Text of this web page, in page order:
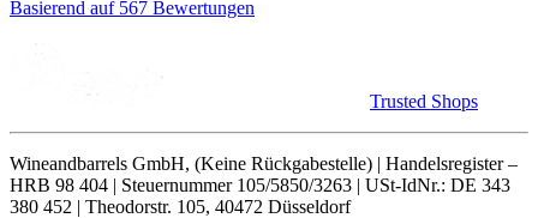
Basierend auf 567 Bewertungen
Trusted Shops
Wineandbarrels GmbH, (Keine Rückgabestelle) | Handelsregister –
HRB 98 404 | Steuernummer 105/5850/3263 | USt-IdNr.: DE 343
380 452 | Theodorstr. 105, 40472 Düsseldorf